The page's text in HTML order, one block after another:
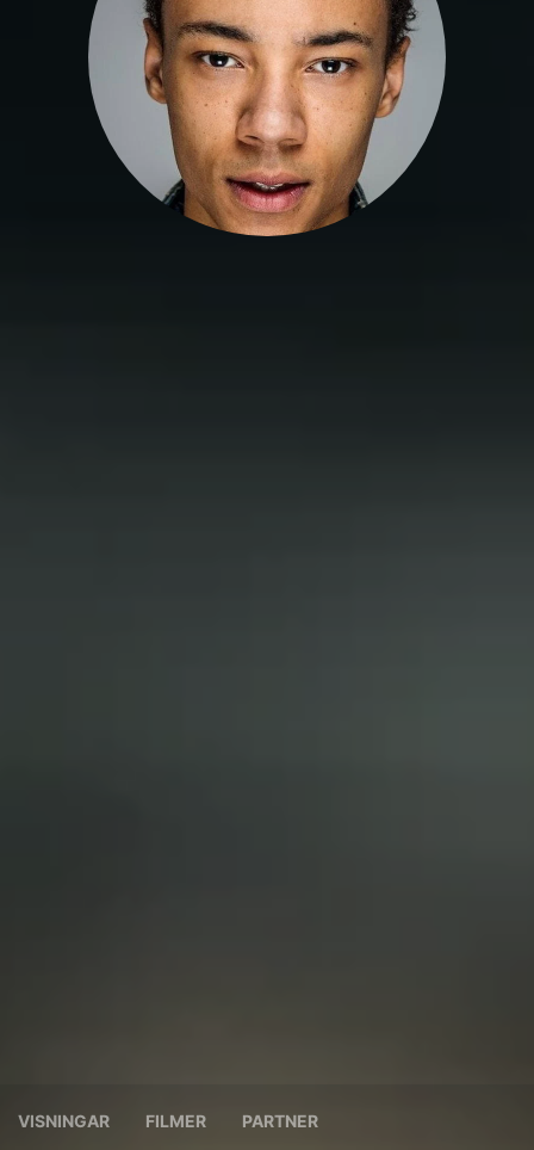
VISNINGAR FILMER PARTNER